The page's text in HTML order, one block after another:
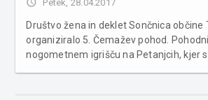
Petek, 28.04.2017
Društvo žena in deklet Sončnica občine
organiziralo 5. Čemažev pohod.
nogometnem igrišču na Petanjcih, kjer